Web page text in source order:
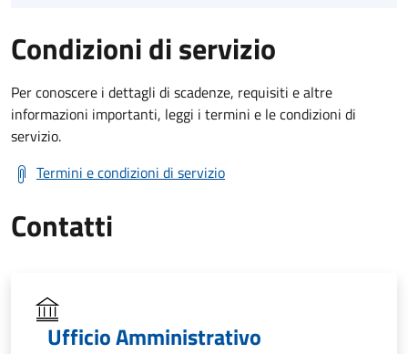
Condizioni di servizio
Per conoscere i dettagli di scadenze, requisiti e altre
informazioni importanti, leggi i termini e le condizioni di
servizio.
Termini e condizioni di servizio
Contatti
Ufficio Amministrativo